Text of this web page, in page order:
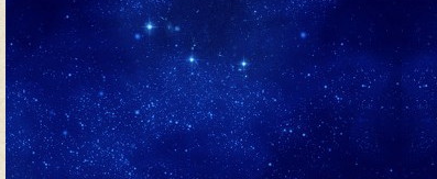
気づきの扉
よる 11:45
名探偵のままでいて #4